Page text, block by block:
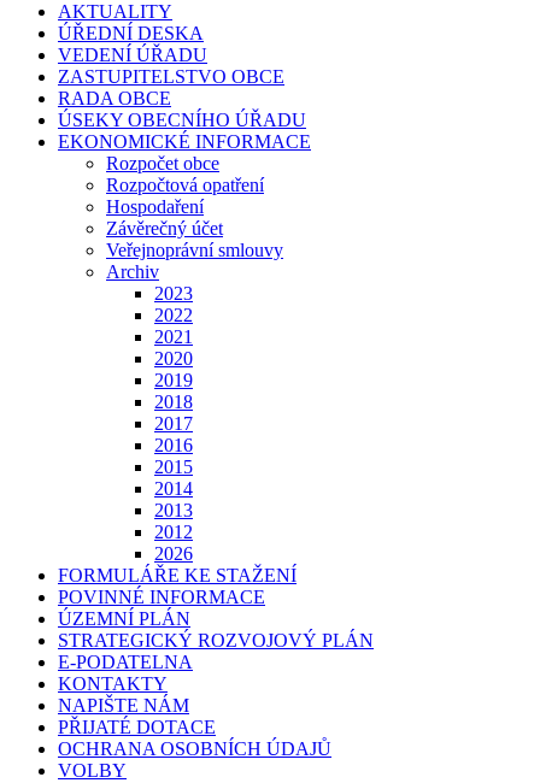
AKTUALITY
ÚŘEDNÍ DESKA
VEDENÍ ÚŘADU
ZASTUPITELSTVO OBCE
RADA OBCE
ÚSEKY OBECNÍHO ÚŘADU
EKONOMICKÉ INFORMACE
Rozpočet obce
Rozpočtová opatření
Hospodaření
Závěrečný účet
Veřejnoprávní smlouvy
Archiv
2023
2022
2021
2020
2019
2018
2017
2016
2015
2014
2013
2012
2026
FORMULÁŘE KE STAŽENÍ
POVINNÉ INFORMACE
ÚZEMNÍ PLÁN
STRATEGICKÝ ROZVOJOVÝ PLÁN
E-PODATELNA
KONTAKTY
NAPIŠTE NÁM
PŘIJATÉ DOTACE
OCHRANA OSOBNÍCH ÚDAJŮ
VOLBY